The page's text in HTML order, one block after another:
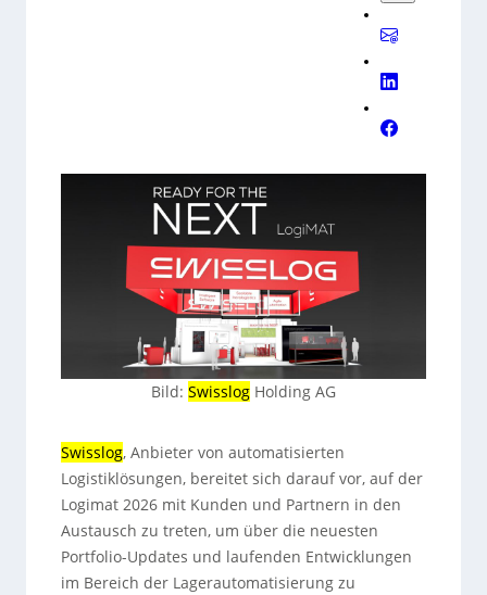
mit
Bild: SwisslogHolding AG
Swisslog, Anbieter von automatisierten
Logistiklösungen, bereitet sich darauf vor, auf der
Logimat 2026 mit Kunden und Partnern in den
Austausch zu treten, um über die neuesten
Portfolio-Updates und laufenden Entwicklungen
im Bereich der Lagerautomatisierung zu